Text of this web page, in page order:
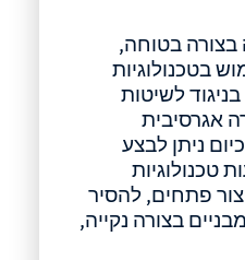
בצורה בטוחה,
בטכנולוגיות
לשיטות
אגרסיבית
ניתן לבצע
טכנולוגיות
פתחים, להסיר
בצורה נקייה,